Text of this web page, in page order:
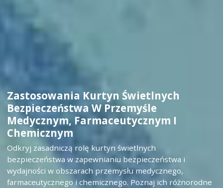
Zastosowania Kurtyn Świetlnych
Bezpieczeństwa W Przemyśle
Medycznym, Farmaceutycznym I
Chemicznym
Odkryj zasadniczą rolę kurtyn świetlnych
bezpieczeństwa w zapewnianiu bezpieczeństwa i
wydajności w obszarach przemysłu medycznego,
farmaceutycznego i chemicznego. Poznaj ich różnorodne